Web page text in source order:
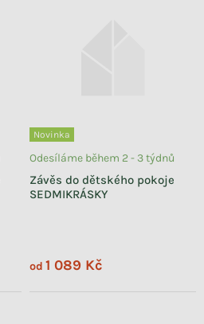
Novinka
Závěs do dětského pokoje
SEDMIKRÁSKY
Odesíláme během 2 - 3 týdnů
od 1 089 Kč